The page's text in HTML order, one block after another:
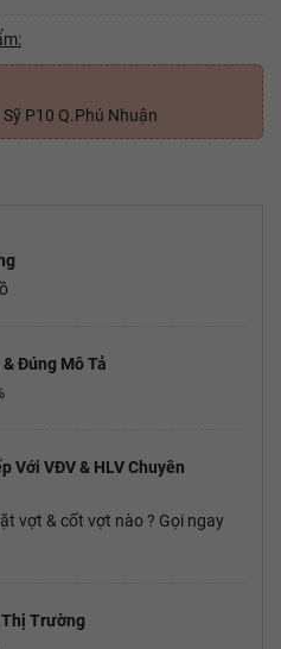
P10 Q.Phú Nhuận
Đúng Mô Tả
Với VĐV & HLV Chuyên
vợt & cốt vợt nào ? Gọi ngay
Trường